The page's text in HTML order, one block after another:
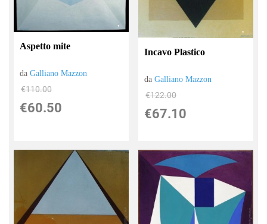
Aspetto mite
daGalliano Mazzon
€110.00
€60.50
Incavo Plastico
daGalliano Mazzon
€122.00
€67.10